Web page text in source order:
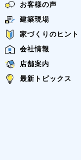
お客様の声
建築現場
家づくりのヒント
会社情報
店舗案内
最新トピックス